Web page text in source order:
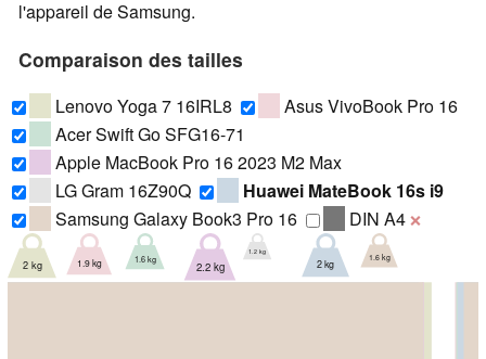
l'appareil de Samsung.
Comparaison des tailles
Lenovo Yoga 7 16IRL8
Asus VivoBook Pro 16
Acer Swift Go SFG16-71
Apple MacBook Pro 16 2023 M2 Max
LG Gram 16Z90Q
Huawei MateBook 16s i9
Samsung Galaxy Book3 Pro 16
DIN A4 ❌
2 kg 1.9 kg 1.6 kg
2.2 kg
1.2 kg
2 kg 1.6 kg